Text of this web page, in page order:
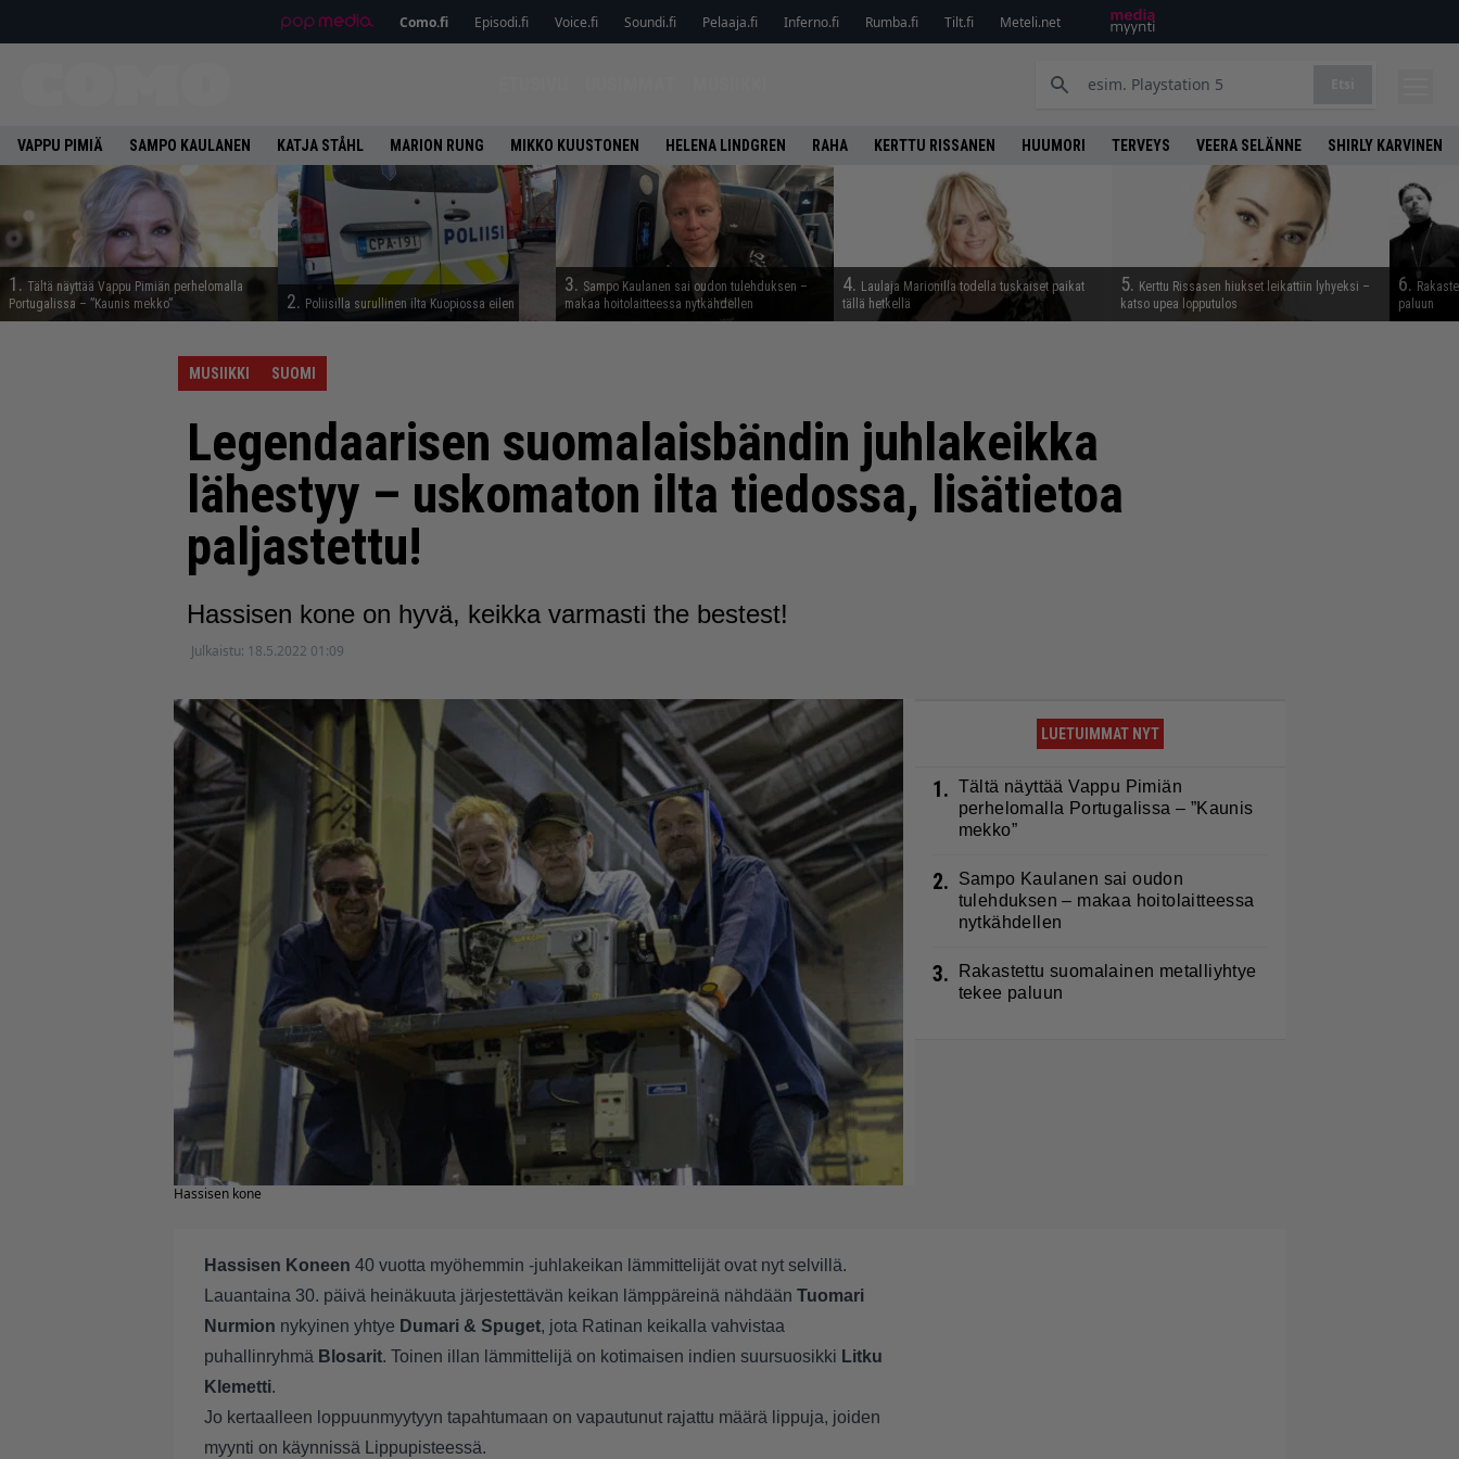
Como.fi Episodi.fi Voice.fi Soundi.fi Pelaaja.fi Inferno.fi Rumba.fi Tilt.fi Meteli.net
VAPPU PIMIÄ SAMPO KAULANEN KATJA STÅHL MARION RUNG MIKKO KUUSTONEN HELENA LINDGREN RAHA KERTTU RISSANEN HUUMORI TERVEYS VEERA SELÄNNE SHIRLY KARVINEN
1. Tältä näyttää Vappu Pimiän perhelomalla
Portugalissa – ”Kaunis mekko”
2. Poliisilla surullinen ilta Kuopiossa eilen
3. Sampo Kaulanen sai oudon tulehduksen –
makaa hoitolaitteessa nytkähdellen
4. Laulaja Marionilla todella tuskaiset paikat
tällä hetkellä
5. Kerttu Rissasen hiukset leikattiin lyhyeksi –
katso upea lopputulos
6.
paluun
MUSIIKKI SUOMI
Legendaarisen suomalaisbändin juhlakeikka
lähestyy – uskomaton ilta tiedossa, lisätietoa
paljastettu!
Hassisen kone on hyvä, keikka varmasti the bestest!
Julkaistu: 18.5.2022 01:09
Hassisen kone
LUETUIMMAT NYT
1. Tältä näyttää Vappu Pimiän
perhelomalla Portugalissa – ”Kaunis
mekko”
2.
Sampo Kaulanen sai oudon
tulehduksen – makaa hoitolaitteessa
nytkähdellen
3.
Rakastettu suomalainen metalliyhtye
tekee paluun
Hassisen Koneen 40 vuotta myöhemmin -juhlakeikan lämmittelijät ovat nyt selvillä.
Lauantaina 30. päivä heinäkuuta järjestettävän keikan lämppäreinä nähdään Tuomari
Nurmion nykyinen yhtye Dumari & Spuget, jota Ratinan keikalla vahvistaa
puhallinryhmä Blosarit. Toinen illan lämmittelijä on kotimaisen indien suursuosikki Litku
Klemetti.
Jo kertaalleen loppuunmyytyyn tapahtumaan on vapautunut rajattu määrä lippuja, joiden
myynti on käynnissä Lippupisteessä.